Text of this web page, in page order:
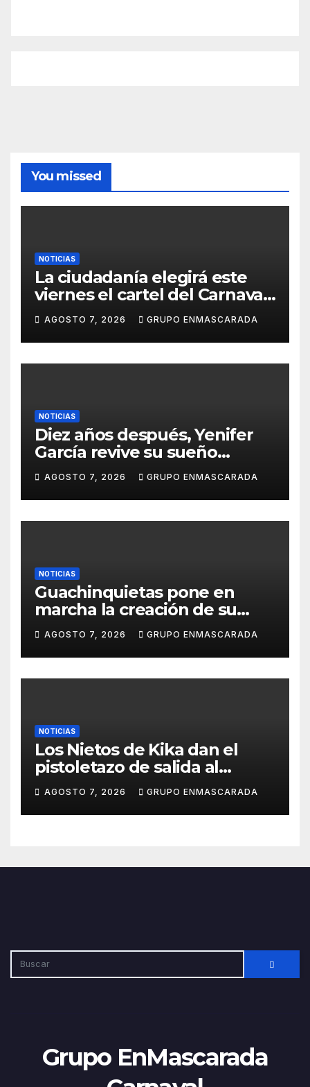
You missed
NOTICIAS
La ciudadanía elegirá este
viernes el cartel del Carnaval
de Las Palmas de Gran
Canaria 2027 en una gala
retransmitida por Televisión
Canaria
AGOSTO 7, 2026 GRUPO ENMASCARADA
NOTICIAS
Diez años después, Yenifer
García revive su sueño
carnavalero en el vídeo de
presentación de San Juan de
la Rambla para el Grand Prix
AGOSTO 7, 2026 GRUPO ENMASCARADA
NOTICIAS
Guachinquietas pone en
marcha la creación de su
repertorio para el Carnaval
2027
AGOSTO 7, 2026 GRUPO ENMASCARADA
NOTICIAS
Los Nietos de Kika dan el
pistoletazo de salida al
Carnaval 2027 con el inicio de
sus ensayos
AGOSTO 7, 2026 GRUPO ENMASCARADA
Grupo EnMascarada